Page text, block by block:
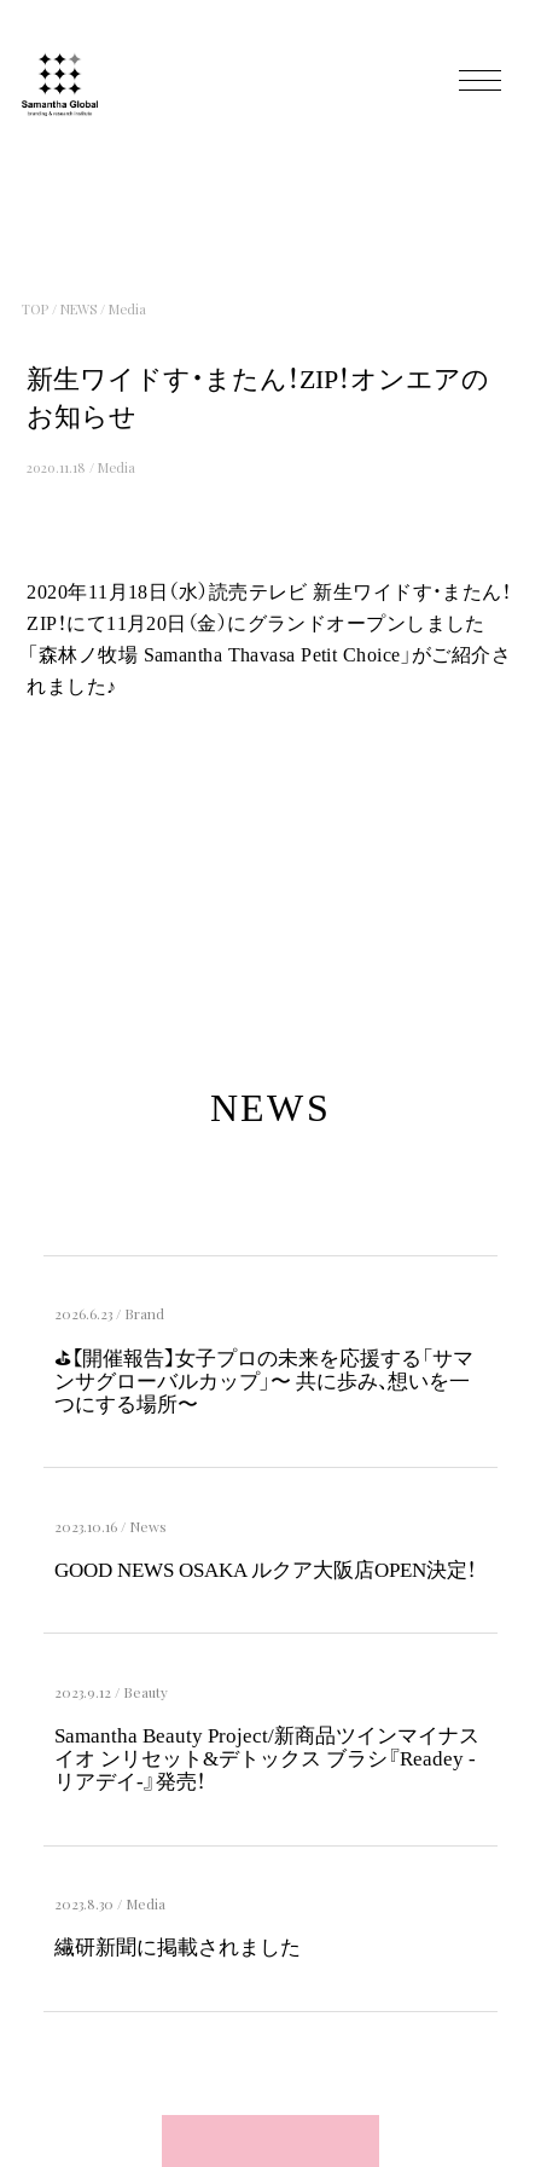
TOP/ NEWS/ Media
新生ワイドす・またん！ZIP！オンエアの
お知らせ
2020.11.18 /Media
2020年11月18日（水）読売テレビ 新生ワイドす・またん！
ZIP！にて11月20日（金）にグランドオープンしました
「森林ノ牧場 Samantha Thavasa Petit Choice」がご紹介さ
れました♪
NEWS
2026.6.23/ Brand
⛳️【開催報告】女子プロの未来を応援する「サマ
ンサグローバルカップ」〜 共に歩み、想いを一
つにする場所〜
2023.10.16 / News
GOOD NEWS OSAKA ルクア大阪店OPEN決定！
2023.9.12 / Beauty
Samantha Beauty Project/新商品ツインマイナス
イオ ンリセット&デトックス ブラシ『Readey -
リアデイ-』発売！
2023.8.30 / Media
繊研新聞に掲載されました